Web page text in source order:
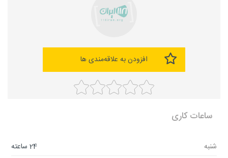
افزودن به علاقه‌مندی ها
ساعات کاری
شنبه
24 ساعته